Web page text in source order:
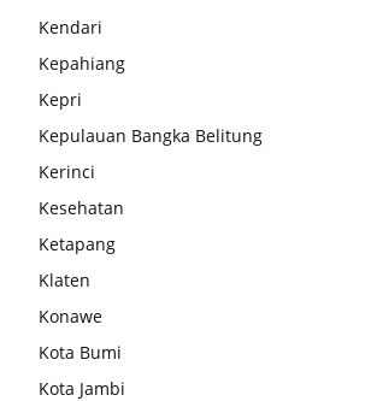
Kendari
Kepahiang
Kepri
Kepulauan Bangka Belitung
Kerinci
Kesehatan
Ketapang
Klaten
Konawe
Kota Bumi
Kota Jambi